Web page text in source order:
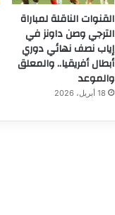
القنوات الناقلة لمباراة
الترجي وصن داونز في
إياب نصف نهائي دوري
أبطال أفريقيا.. والمعلق
والموعد
18 أبريل، 2026